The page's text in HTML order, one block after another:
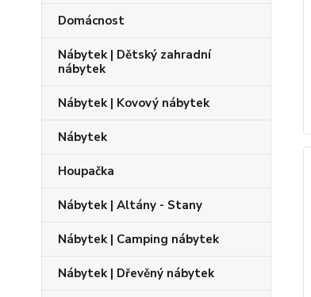
Domácnost
Nábytek | Dětský zahradní
nábytek
Nábytek | Kovový nábytek
Nábytek
Houpačka
Nábytek | Altány - Stany
Nábytek | Camping nábytek
Nábytek | Dřevěný nábytek